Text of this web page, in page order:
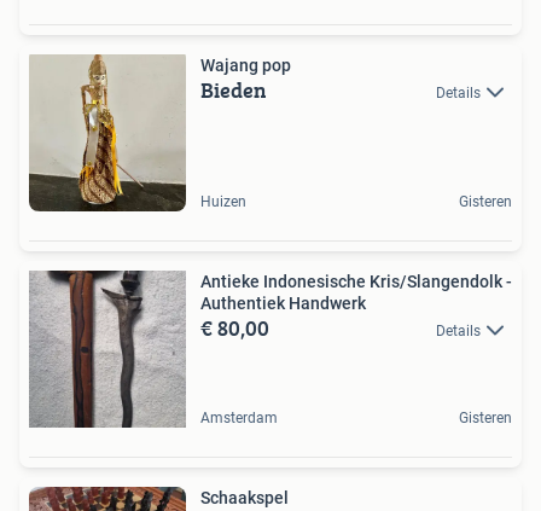
Wajang pop
Bieden Details
Huizen Gisteren
Antieke Indonesische Kris/Slangendolk -
Authentiek Handwerk
€ 80,00 Details
Amsterdam Gisteren
Schaakspel